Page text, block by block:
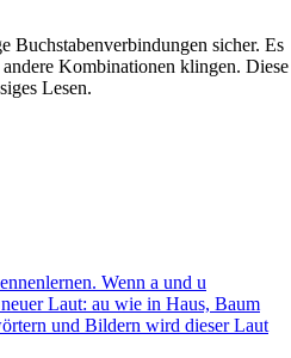
Buchstabenverbindungen sicher. Es
Kombinationen klingen. Diese
Lesen.
Wenn a und u
Laut: au wie in Haus, Baum
und Bildern wird dieser Laut